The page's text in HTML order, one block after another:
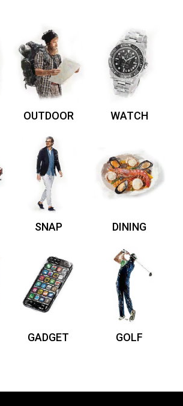
OUTDOOR WATCH
SNAP DINING
GADGET GOLF